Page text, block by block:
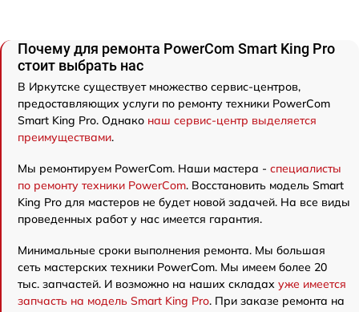
Почему для ремонта PowerCom Smart King Pro
стоит выбрать нас
В Иркутске существует множество сервис-центров,
предоставляющих услуги по ремонту техники PowerCom
Smart King Pro. Однако наш сервис-центр выделяется
преимуществами.
Мы ремонтируем PowerCom. Наши мастера - специалисты
по ремонту техники PowerCom. Восстановить модель Smart
King Pro для мастеров не будет новой задачей. На все виды
проведенных работ у нас имеется гарантия.
Минимальные сроки выполнения ремонта. Мы большая
сеть мастерских техники PowerCom. Мы имеем более 20
тыс. запчастей. И возможно на наших складах уже имеется
запчасть на модель Smart King Pro. При заказе ремонта на